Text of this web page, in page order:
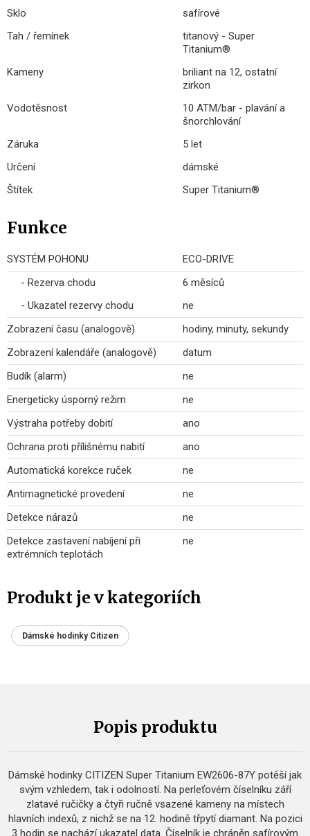
Sklo
safírové
Tah / řemínek
titanový - Super
Titanium®
Kameny
briliant na 12, ostatní
zirkon
Vodotěsnost
10 ATM/bar - plavání a
šnorchlování
Záruka
5 let
Určení
dámské
Štítek
Super Titanium®
Funkce
SYSTÉM POHONU
ECO-DRIVE
- Rezerva chodu
6 měsíců
- Ukazatel rezervy chodu
ne
Zobrazení času (analogově)
hodiny, minuty, sekundy
Zobrazení kalendáře (analogově)
datum
Budík (alarm)
ne
Energeticky úsporný režim
ne
Výstraha potřeby dobití
ano
Ochrana proti přílišnému nabití
ano
Automatická korekce ruček
ne
Antimagnetické provedení
ne
Detekce nárazů
ne
Detekce zastavení nabíjení při
extrémních teplotách
ne
Produkt je v kategoriích
Dámské hodinky Citizen
Popis produktu
Dámské hodinky CITIZEN Super Titanium EW2606-87Y potěší jak
svým vzhledem, tak i odolností. Na perleťovém číselníku září
zlatavé ručičky a čtyři ručně vsazené kameny na místech
hlavních indexů, z nichž se na 12. hodině třpytí diamant. Na pozici
3 hodin se nachází ukazatel data. Číselník je chráněn safírovým